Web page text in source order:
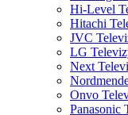
Hi-Level
Hitachi
JVC
LG
Next
Onvo
Panasonic